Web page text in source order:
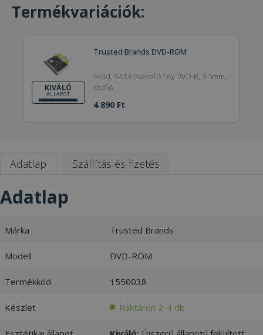
Termékvariációk:
KIVÁLÓ
ÁLLAPOT
Trusted Brands DVD-ROM
Gold, SATA (Serial ATA), DVD-R, 9.5mm,
Kiváló
4 890 Ft
Adatlap Szállítás és fizetés
Adatlap
Márka Trusted Brands
Modell DVD-ROM
Termékkód 1550038
Készlet Raktáron 2-4 db